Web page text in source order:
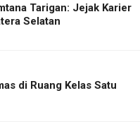
Tarigan: Jejak Karier
Selatan
di Ruang Kelas Satu